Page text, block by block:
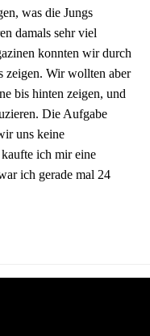
was die Jungs
damals sehr viel
konnten wir durch
zeigen. Wir wollten aber
bis hinten zeigen, und
Die Aufgabe
uns keine
ich mir eine
ich gerade mal 24